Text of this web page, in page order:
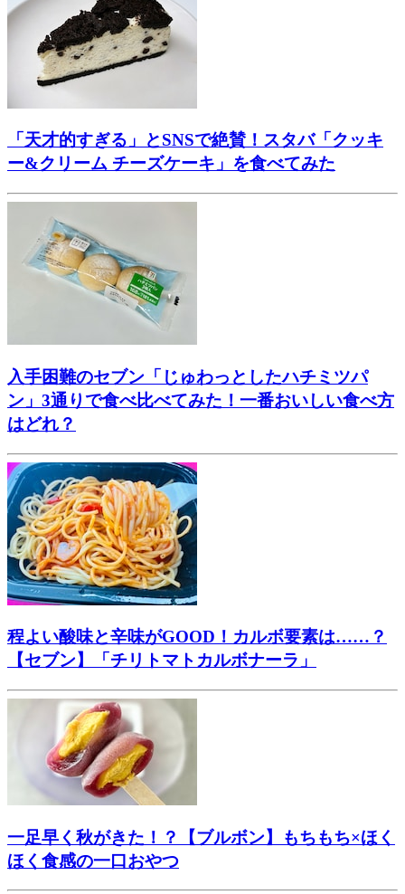
「天才的すぎる」とSNSで絶賛！スタバ「クッキ
ー&クリーム チーズケーキ」を食べてみた
入手困難のセブン「じゅわっとしたハチミツパ
ン」3通りで食べ比べてみた！一番おいしい食べ方
はどれ？
程よい酸味と辛味がGOOD！カルボ要素は……？
【セブン】「チリトマトカルボナーラ」
一足早く秋がきた！？【ブルボン】もちもち×ほく
ほく食感の一口おやつ